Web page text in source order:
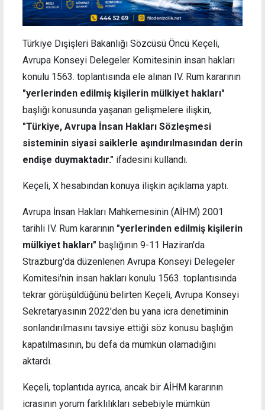
Türkiye Dışişleri Bakanlığı Sözcüsü Öncü Keçeli,
Avrupa Konseyi Delegeler Komitesinin insan hakları
konulu 1563. toplantısında ele alınan IV. Rum kararının
"yerlerinden edilmiş kişilerin mülkiyet hakları"
başlığı konusunda yaşanan gelişmelere ilişkin,
"Türkiye, Avrupa İnsan Hakları Sözleşmesi
sisteminin siyasi saiklerle aşındırılmasından derin
endişe duymaktadır." ifadesini kullandı.
Keçeli, X hesabından konuya ilişkin açıklama yaptı.
Avrupa İnsan Hakları Mahkemesinin (AİHM) 2001
tarihli IV. Rum kararının "yerlerinden edilmiş kişilerin
mülkiyet hakları" başlığının 9-11 Haziran'da
Strazburg'da düzenlenen Avrupa Konseyi Delegeler
Komitesi'nin insan hakları konulu 1563. toplantısında
tekrar görüşüldüğünü belirten Keçeli, Avrupa Konseyi
Sekretaryasının 2022'den bu yana icra denetiminin
sonlandırılmasını tavsiye ettiği söz konusu başlığın
kapatılmasının, bu defa da mümkün olamadığını
aktardı.
Keçeli, toplantıda ayrıca, ancak bir AİHM kararının
icrasının yorum farklılıkları sebebiyle mümkün